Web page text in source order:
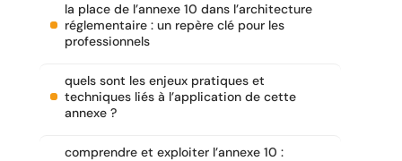
la place de l’annexe 10 dans l’architecture
réglementaire : un repère clé pour les
professionnels
quels sont les enjeux pratiques et
techniques liés à l’application de cette
annexe ?
comprendre et exploiter l’annexe 10 :